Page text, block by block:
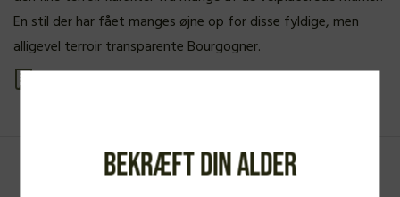
En stil der har fået manges øjne op for disse fyldige, men
alligevel terroir transparente Bourgogner.
Bekræft din alder